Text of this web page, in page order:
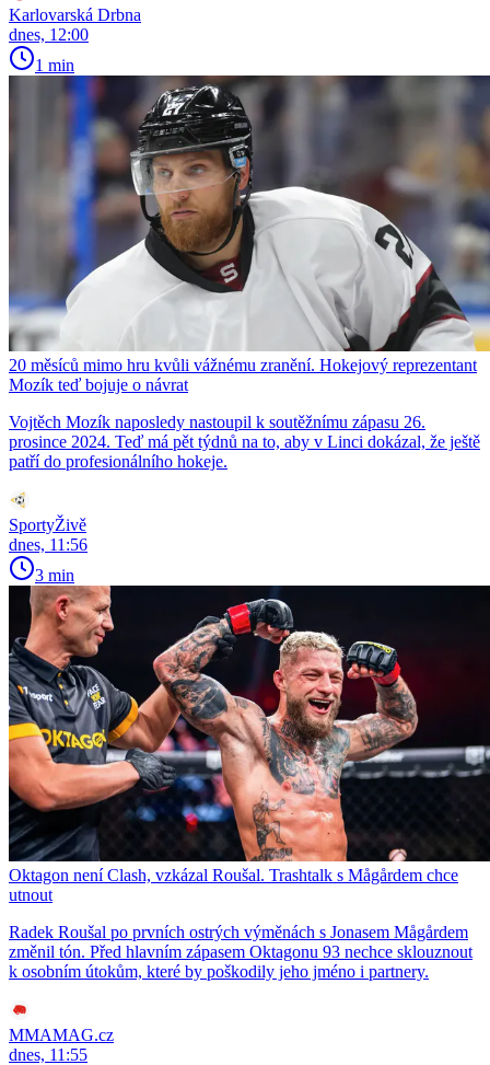
Karlovarská Drbna
dnes, 12:00
1 min
20 měsíců mimo hru kvůli vážnému zranění. Hokejový reprezentant
Mozík teď bojuje o návrat
Vojtěch Mozík naposledy nastoupil k soutěžnímu zápasu 26.
prosince 2024. Teď má pět týdnů na to, aby v Linci dokázal, že ještě
patří do profesionálního hokeje.
SportyŽivě
dnes, 11:56
3 min
Oktagon není Clash, vzkázal Roušal. Trashtalk s Mågårdem chce
utnout
Radek Roušal po prvních ostrých výměnách s Jonasem Mågårdem
změnil tón. Před hlavním zápasem Oktagonu 93 nechce sklouznout
k osobním útokům, které by poškodily jeho jméno i partnery.
MMAMAG.cz
dnes, 11:55